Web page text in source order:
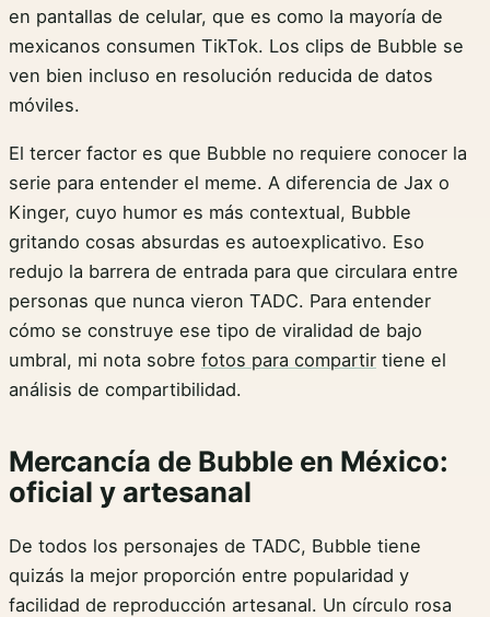
en pantallas de celular, que es como la mayoría de
mexicanos consumen TikTok. Los clips de Bubble se
ven bien incluso en resolución reducida de datos
móviles.
El tercer factor es que Bubble no requiere conocer la
serie para entender el meme. A diferencia de Jax o
Kinger, cuyo humor es más contextual, Bubble
gritando cosas absurdas es autoexplicativo. Eso
redujo la barrera de entrada para que circulara entre
personas que nunca vieron TADC. Para entender
cómo se construye ese tipo de viralidad de bajo
umbral, mi nota sobre fotos para compartir tiene el
análisis de compartibilidad.
Mercancía de Bubble en México:
oficial y artesanal
De todos los personajes de TADC, Bubble tiene
quizás la mejor proporción entre popularidad y
facilidad de reproducción artesanal. Un círculo rosa